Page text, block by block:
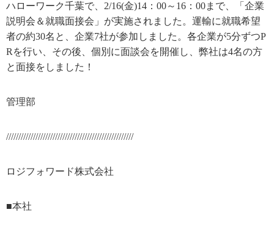
ハローワーク千葉で、2/16(金)14：00～16：00まで、「企業
説明会＆就職面接会」が実施されました。運輸に就職希望
者の約30名と、企業7社が参加しました。各企業が5分ずつP
Rを行い、その後、個別に面談会を開催し、弊社は4名の方
と面接をしました！
管理部
////////////////////////////////////////////////////
ロジフォワード株式会社
■本社